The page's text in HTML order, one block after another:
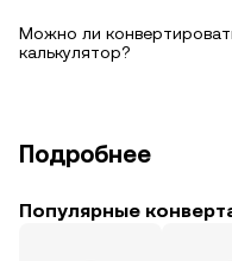
Можно ли
калькулятор?
Подробнее
Популярные